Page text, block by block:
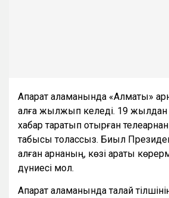
Ақпарат аламанында «Алматы»
алға жылжып келеді. 19 жылдан
хабар таратып отырған
табысы толассыз. Биыл
алған арнаның, көзі қарақты
дүниесі мол.
Ақпарат аламанында талай